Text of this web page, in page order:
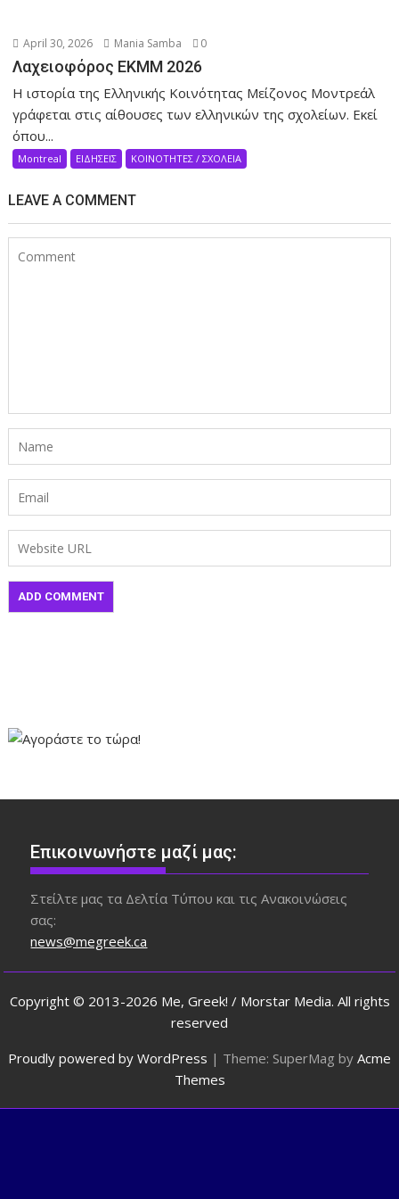
April 30, 2026 Mania Samba 0
Λαχειοφόρος ΕΚΜΜ 2026
Η ιστορία της Ελληνικής Κοινότητας Μείζονος Μοντρεάλ
γράφεται στις αίθουσες των ελληνικών της σχολείων. Eκεί
όπου...
Montreal ΕΙΔΗΣΕΙΣ ΚΟΙΝΟΤΗΤΕΣ / ΣΧΟΛΕΙΑ
LEAVE A COMMENT
Επικοινωνήστε μαζί μας:
Στείλτε μας τα Δελτία Τύπου και τις Ανακοινώσεις
σας:
news@megreek.ca
Copyright © 2013-2026 Me, Greek! / Morstar Media. All rights
reserved
Proudly powered by WordPress | Theme: SuperMag by Acme
Themes